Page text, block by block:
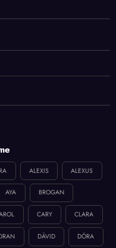
ALEXIS ALEXUS
AYA BROGAN
CARY CLARA
DÁVID DÓRA